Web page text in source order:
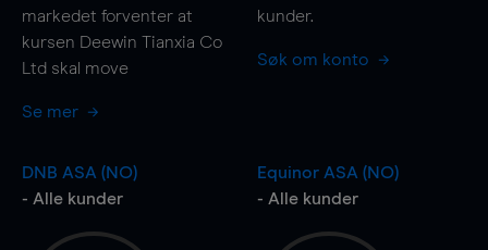
markedet forventer at
kursen Deewin Tianxia Co
Ltd skal move
Se mer
kunder.
Søk om konto
DNB ASA (NO)
- Alle kunder
Equinor ASA (NO)
- Alle kunder